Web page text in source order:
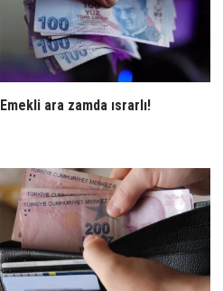
Emekli ara zamda ısrarlı!